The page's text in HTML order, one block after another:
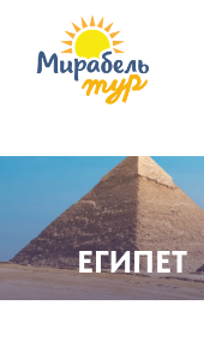
ЕГИПЕТ